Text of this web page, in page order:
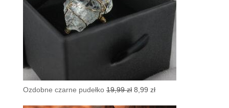
Ozdobne czarne pudełko 19,99zł Pierwotna
8,99 złAktualna